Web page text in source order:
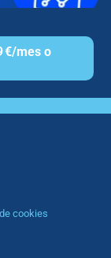
€/mes o
cookies